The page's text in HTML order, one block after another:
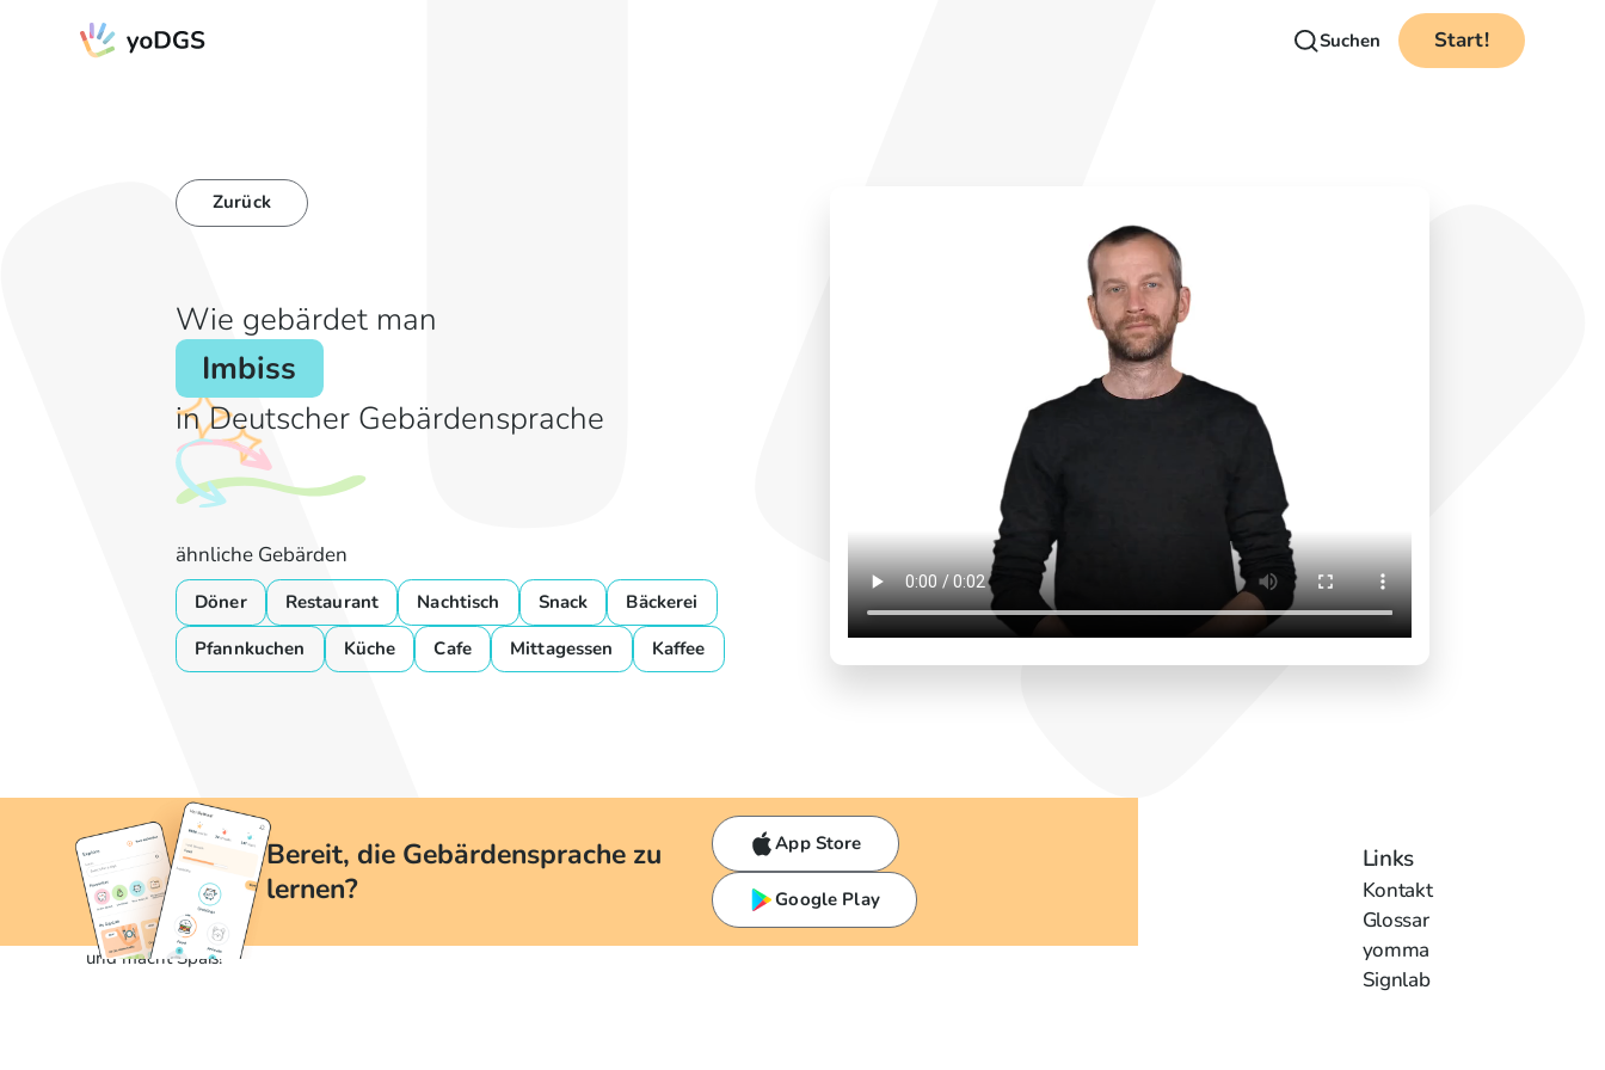
Suchen Start!
Zurück
Wie gebärdet man
Imbiss
in Deutscher Gebärdensprache
ähnliche Gebärden
Döner Restaurant Nachtisch Snack
Bäckerei
Pfannkuchen
Küche Cafe Mittagessen Kaffee
Bereit, die Gebärdensprache zu
lernen?
App Store
Google Play
Mit yoDGS ist das Erlernen der Gebärdensprache einfach
und macht Spaß!
Links
Kontakt
Glossar
yomma
Signlab